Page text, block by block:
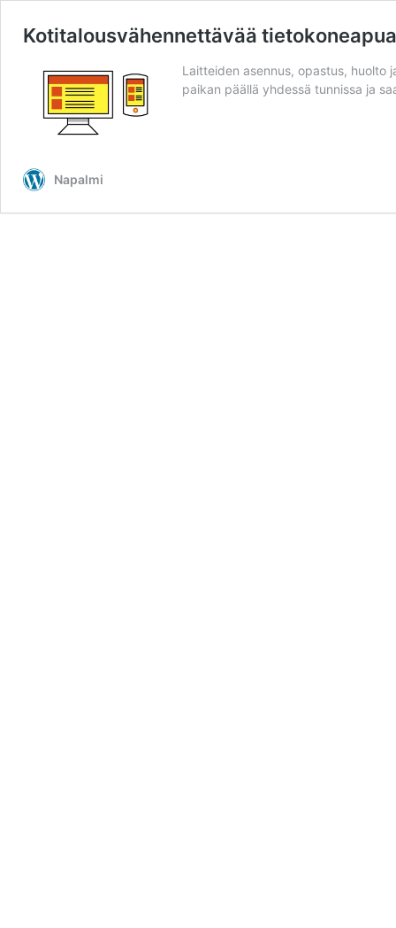
Kotitalousvähennettävää
Laitteiden asennus, opastus, huolto
paikan päällä yhdessä tunnissa ja
Napalmi